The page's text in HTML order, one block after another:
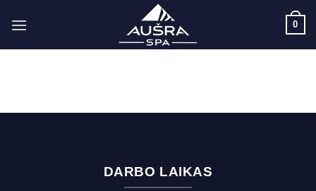
0
DARBO LAIKAS